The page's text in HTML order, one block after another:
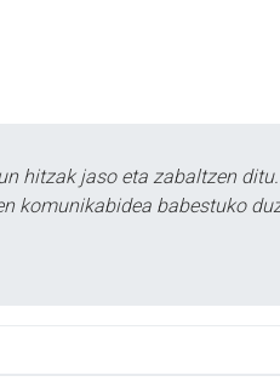
hitzak jaso eta zabaltzen
komunikabidea babestuko